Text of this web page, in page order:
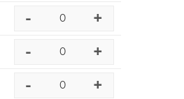
- +
- +
- +